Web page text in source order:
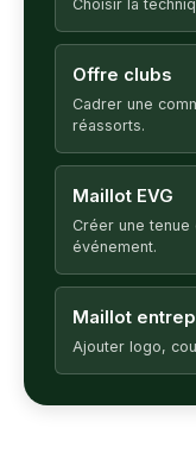
Choisir la
Offre clubs
Cadrer une
réassorts.
Maillot EVG
Créer une
événement.
Maillot
Ajouter logo,